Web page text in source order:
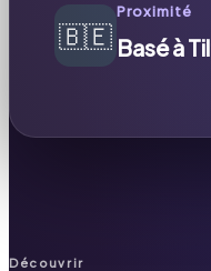
🇧🇪
Proximité
Basé à
Découvrir